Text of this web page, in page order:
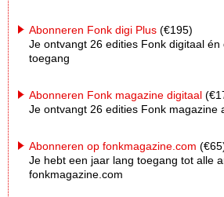
Abonneren Fonk digi Plus (€195)
Je ontvangt 26 edities Fonk digitaal
toegang
Abonneren Fonk magazine digitaal
Je ontvangt 26 edities Fonk magazine
Abonneren op fonkmagazine.com
Je hebt een jaar lang toegang tot alle
fonkmagazine.com